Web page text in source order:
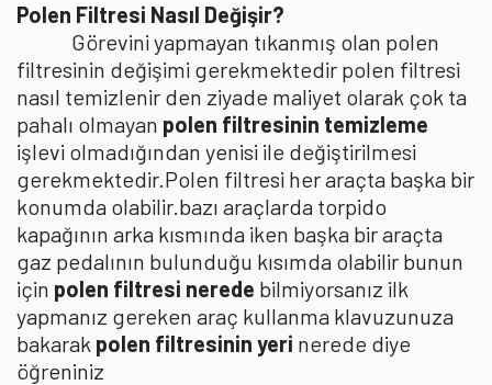
Polen Filtresi Nasıl Değişir?
Görevini yapmayan tıkanmış olan polen
filtresinin değişimi gerekmektedir polen filtresi
nasıl temizlenir den ziyade maliyet olarak çok ta
pahalı olmayan polen filtresinin temizleme
işlevi olmadığından yenisi ile değiştirilmesi
gerekmektedir.Polen filtresi her araçta başka bir
konumda olabilir.bazı araçlarda torpido
kapağının arka kısmında iken başka bir araçta
gaz pedalının bulunduğu kısımda olabilir bunun
için polen filtresi nerede bilmiyorsanız ilk
yapmanız gereken araç kullanma klavuzunuza
bakarak polen filtresinin yeri nerede diye
öğreniniz